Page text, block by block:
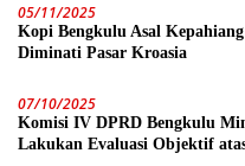
05/11/2025
Kopi Bengkulu Asal
Diminati Pasar Kroasia
07/10/2025
Komisi IV DPRD Bengkulu
Lakukan Evaluasi Objektif